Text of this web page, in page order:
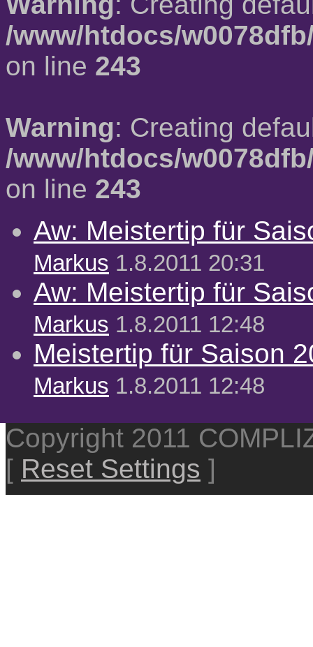
/www/htdocs/
on line 243
Warning: Creating
/www/htdocs/
on line 243
Aw: Meistertip für
Markus 1.8.2011 20:31
Aw: Meistertip für
Markus 1.8.2011 12:48
Meistertip für Saison
Markus 1.8.2011 12:48
Copyright 2011
[ Reset Settings ]